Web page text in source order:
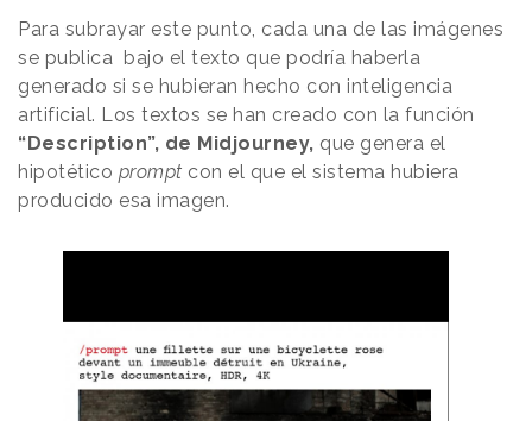
Para subrayar este punto, cada una de las imágenes
se publica bajo el texto que podría haberla
generado si se hubieran hecho con inteligencia
artificial. Los textos se han creado con la función
“Description”, de Midjourney, que genera el
hipotético prompt con el que el sistema hubiera
producido esa imagen.